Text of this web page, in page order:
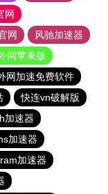
网
网
风驰加速器
网苹果版
网加速免费软件
快连vn破解版
加速器
加速器
加速器